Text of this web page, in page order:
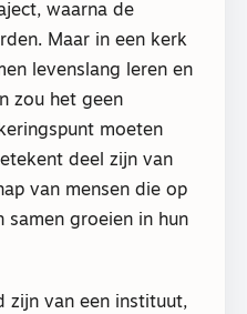
waarna de
Maar in een kerk
levenslang leren en
zou het geen
moeten
deel zijn van
van mensen die op
samen groeien in hun
zijn van een instituut,